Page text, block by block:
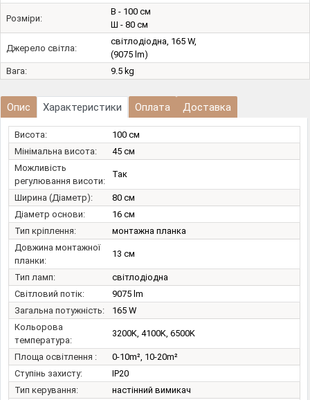
Розміри:
В - 100 см
Ш - 80 см
Джерело світла:
світлодіодна, 165 W,
(9075 lm)
Вага:
9.5 kg
Опис Характеристики Оплата Доставка
Висота:
100 см
Мінімальна висота:
45 см
Можливість
регулювання висоти:
Так
Ширина (Діаметр):
80 см
Діаметр основи:
16 см
Тип кріплення:
монтажна планка
Довжина монтажної
планки:
13 см
Тип ламп:
світлодіодна
Світловий потік:
9075 lm
Загальна потужність:
165 W
Кольорова
температура:
3200K, 4100K, 6500K
Площа освітлення :
0-10m², 10-20m²
Ступінь захисту:
IP20
Тип керування:
настінний вимикач